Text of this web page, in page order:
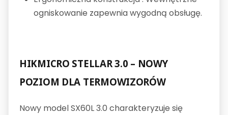
ogniskowanie zapewnia wygodną obsługę.
HIKMICRO STELLAR 3.0 – NOWY
POZIOM DLA TERMOWIZORÓW
Nowy model SX60L 3.0 charakteryzuje się